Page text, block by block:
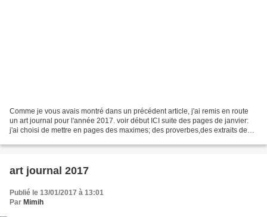
Comme je vous avais montré dans un précédent article, j'ai remis en route
un art journal pour l'année 2017. voir début ICI suite des pages de janvier:
j'ai choisi de mettre en pages des maximes; des proverbes,des extraits de
art journal 2017
Publié le 13/01/2017 à 13:01
Par Mimih